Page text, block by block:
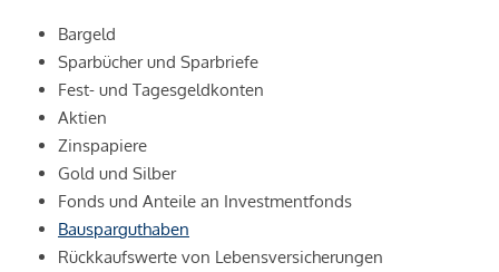
Bargeld
Sparbücher und Sparbriefe
Fest- und Tagesgeldkonten
Aktien
Zinspapiere
Gold und Silber
Fonds und Anteile an Investmentfonds
Bausparguthaben
Rückkaufswerte von Lebensversicherungen